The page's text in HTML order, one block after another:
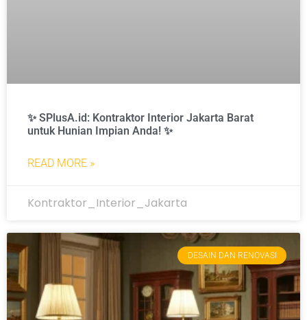
✨ SPlusA.id: Kontraktor Interior Jakarta Barat
untuk Hunian Impian Anda! ✨
READ MORE »
Kontraktor_Interior_Jakarta
DESAIN DAN RENOVASI